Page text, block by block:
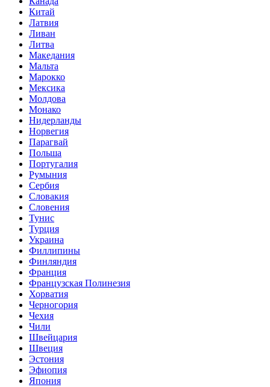
Китай
Латвия
Ливан
Литва
Македания
Мальта
Марокко
Мексика
Молдова
Монако
Нидерланды
Норвегия
Парагвай
Польша
Португалия
Румыния
Сербия
Словакия
Словения
Тунис
Турция
Украина
Филлипины
Финляндия
Франция
Французская Полинезия
Хорватия
Черногория
Чехия
Чили
Швейцария
Швеция
Эстония
Эфиопия
Япония